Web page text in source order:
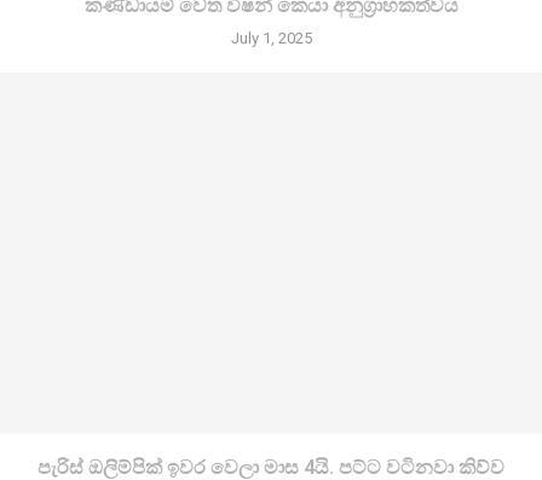
කණ්ඩායම් වෙත විෂන් කෙයා අනුග්‍රාහකත්වය
July 1, 2025
පැරිස් ඔලිම්පික් ඉවර වෙලා මාස 4යි. පට්ට වටිනවා කිව්ව